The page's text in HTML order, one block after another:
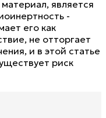
является
-
его как
не отторгает
и в этой статье
риск